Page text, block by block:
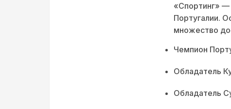
«Спортинг» —
Португалии.
множество
Чемпион
Обладатель
Обладатель